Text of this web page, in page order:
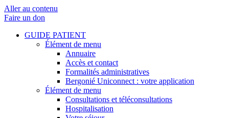
Aller au contenu
Faire un don
GUIDE PATIENT
Élément de menu
Annuaire
Accès et contact
Formalités administratives
Bergonié Uniconnect : votre application
Élément de menu
Consultations et téléconsultations
Hospitalisation